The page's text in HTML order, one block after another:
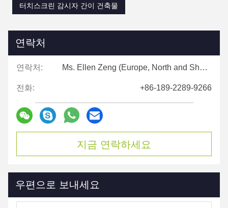
터치스크린 감시자 간이 건축물
연락처
연락처: Ms. Ellen Zeng (Europe, North and Shouth America)
전화: +86-189-2289-9266
지금 연락하세요
우편으로 보내세요